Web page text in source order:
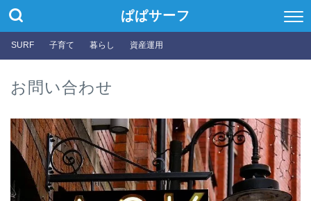
ぱぱサーフ
SURF 子育て 暮らし 資産運用
お問い合わせ